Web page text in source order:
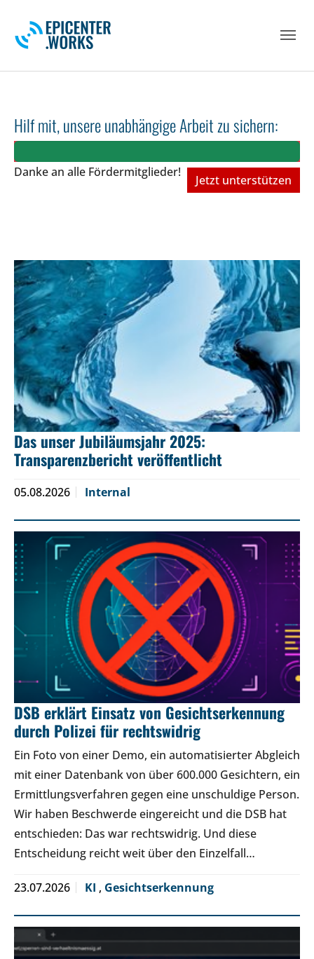
Hilf mit, unsere unabhängige Arbeit zu sichern:
Danke an alle Fördermitglieder!
Jetzt unterstützen
Das unser Jubiläumsjahr 2025:
Transparenzbericht veröffentlicht
05.08.2026 Internal
DSB erklärt Einsatz von Gesichtserkennung
durch Polizei für rechtswidrig
Ein Foto von einer Demo, ein automatisierter Abgleich
mit einer Datenbank von über 600.000 Gesichtern, ein
Ermittlungsverfahren gegen eine unschuldige Person.
Wir haben Beschwerde eingereicht und die DSB hat
entschieden: Das war rechtswidrig. Und diese
Entscheidung reicht weit über den Einzelfall…
23.07.2026 KI , Gesichtserkennung